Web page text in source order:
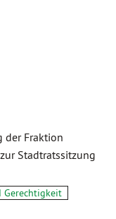
der Fraktion
Stadtratssitzung
Gerechtigkeit